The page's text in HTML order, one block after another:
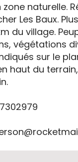
naturelle.
Les Baux.
du village.
végétations
sur le
haut du